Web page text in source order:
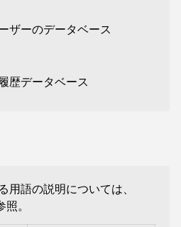
ザーのデータベース
歴データベース
用語の説明については、
照。